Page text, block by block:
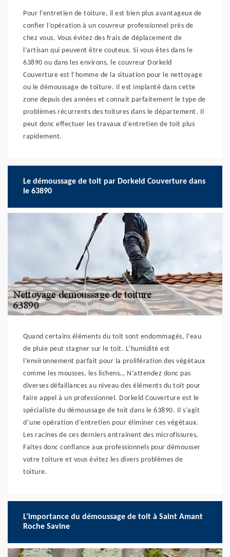
Pour l’entretien de toiture, il est bien plus avantageux de
confier l’opération à un couvreur professionnel près de
chez vous. Vous évitez des frais de déplacement de
l’artisan qui peuvent être couteux. Si vous êtes dans le
63890 ou dans les environs, le couvreur Dorkeld
Couverture est l’homme de la situation pour le nettoyage
ou le démoussage de toiture. Il est implanté dans cette
zone depuis des années et connait parfaitement le type de
problèmes récurrents des toitures dans le département. Il
peut donc effectuer les travaux d’entretien de toit plus
rapidement.
Le démoussage de toit par Dorkeld Couverture dans
le 63890
Quand certains éléments du toit sont endommagés, l’eau
de pluie peut stagner sur le toit. L’humidité est
l’environnement parfait pour la prolifération des végétaux
comme les mousses, les lichens… N’attendez donc pas
diverses défaillances au niveau des éléments du toit pour
faire appel à un professionnel. Dorkeld Couverture est le
spécialiste du démoussage de toit dans le 63890. Il s’agit
d’une opération d’entretien pour éliminer ces végétaux.
Les racines de ces derniers entrainent des microfissures.
Faites donc confiance aux professionnels pour démousser
votre toiture et vous évitez les divers problèmes de
toiture.
L’importance du démoussage de toit à Saint Amant
Roche Savine